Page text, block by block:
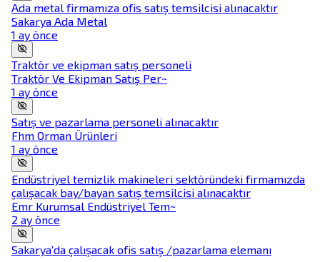
Ada metal firmamıza ofis satış temsilcisi alınacaktır
Sakarya Ada Metal
1 ay önce
Traktör ve ekipman satış personeli
Traktör Ve Ekipman Satış Per~
1 ay önce
Satış ve pazarlama personeli alınacaktır
Fhm Orman Ürünleri
1 ay önce
Endüstriyel temizlik makineleri sektöründeki firmamızda
çalışacak bay/bayan satış temsilcisi alınacaktır
Emr Kurumsal Endüstriyel Tem~
2 ay önce
Sakarya’da çalışacak ofis satış /pazarlama elemanı